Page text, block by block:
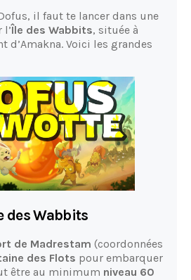
il faut te lancer dans une
l’Île des Wabbits, située à
d’Amakna. Voici les grandes
des Wabbits
de Madrestam (coordonnées
des Flots pour embarquer
être au minimum niveau 60